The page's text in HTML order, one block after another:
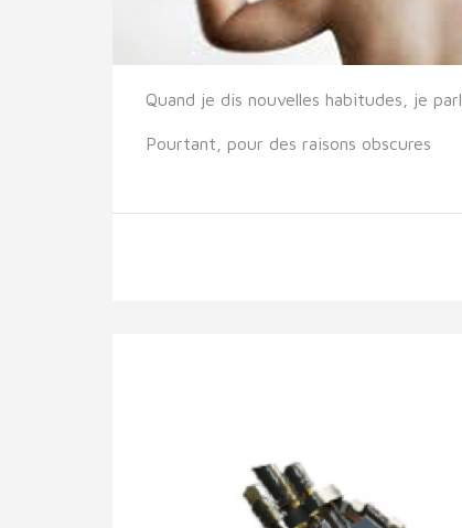
Quand je dis nouvelles habitudes, je
Pourtant, pour des raisons obscures